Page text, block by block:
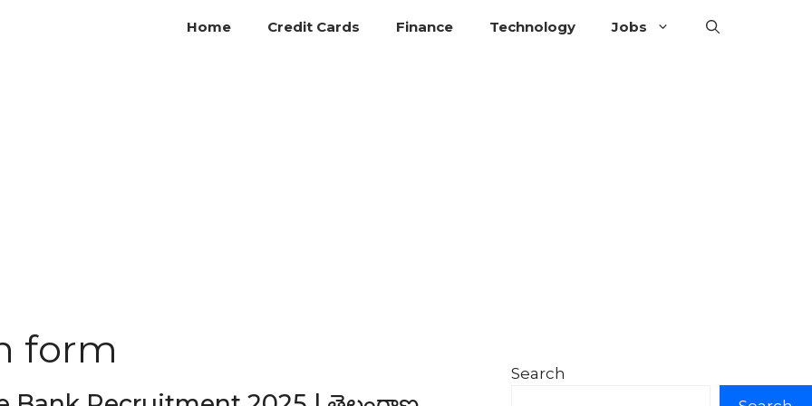
Home Credit Cards Finance Technology Jobs
form
Search